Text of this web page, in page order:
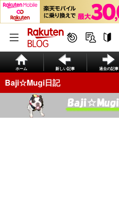
ホーム 新しい記事 過去の記事
Baji☆Mugi日記